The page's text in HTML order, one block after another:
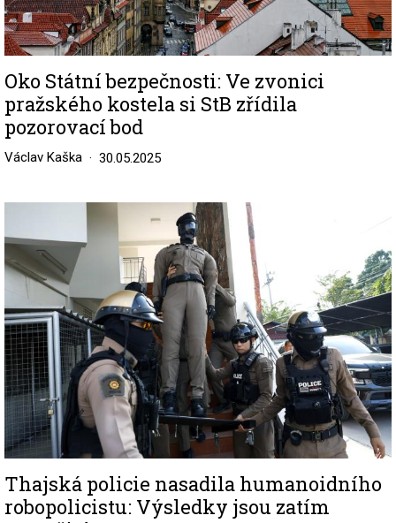
Oko Státní bezpečnosti: Ve zvonici
pražského kostela si StB zřídila
pozorovací bod
Václav Kaška 30.05.2025
Thajská policie nasadila humanoidního
robopolicistu: Výsledky jsou zatím